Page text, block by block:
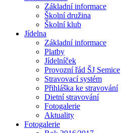
Základní informace
Školní družina
Školní klub
Jídelna
Základní informace
Platby
Jídelníček
Provozní řád ŠJ Semice
Stravovací systém
Přihláška ke stravování
Dietní stravování
Fotogalerie
Aktuality
Fotogalerie